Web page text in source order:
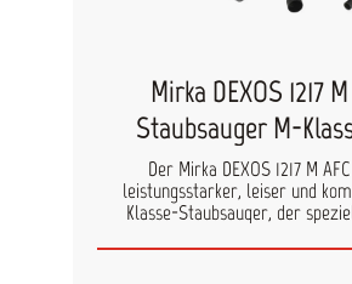
Mirka DEXOS 1217
Staubsauger M-
Schlauch 4m
Der Mirka DEXOS 1217 M
leistungsstarker, leiser und
Klasse-Staubsauger, der
Industrie konzipiert wurde. Mit